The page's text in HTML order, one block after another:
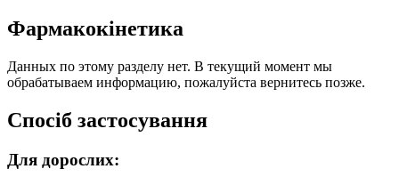
Фармакокінетика
Данных по этому разделу нет. В текущий момент мы
обрабатываем информацию, пожалуйста вернитесь позже.
Спосіб застосування
Для дорослих: